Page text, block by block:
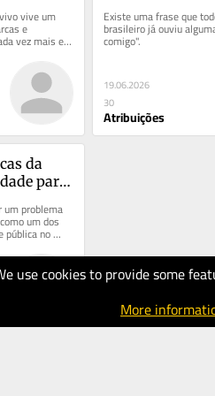
use cookies to provide some
More
vive um
e
vez mais em
ativações...
Existe uma frase que
brasileiro já ouviu
comigo".
19.06.2026
30
Atribuições
da
para
um problema
um dos
pública no